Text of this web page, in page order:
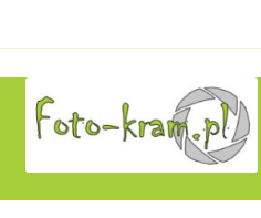
do
nawigacji
do
treści